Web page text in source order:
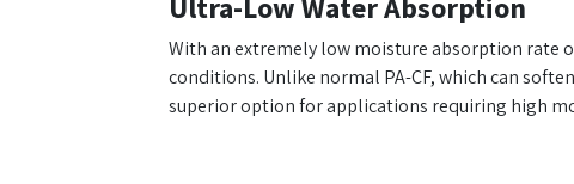
Ultra-Low Water Absorption
With an extremely low moisture absorption rate
conditions. Unlike normal PA-CF, which can
superior option for applications requiring high